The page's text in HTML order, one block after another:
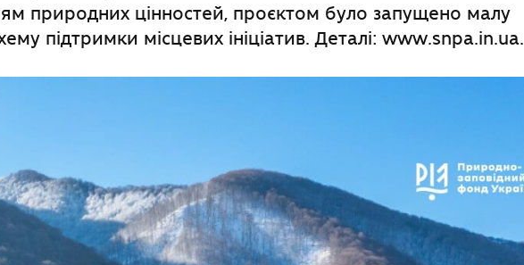
природних цінностей, проєктом було запущено малу
підтримки місцевих ініціатив. Деталі: www.snpa.in.ua.